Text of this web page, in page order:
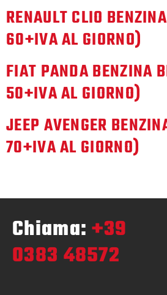
RENAULT CLIO
60+IVA AL GIORNO)
FIAT PANDA BENZINA
50+IVA AL GIORNO)
JEEP AVENGER
70+IVA AL GIORNO)
Chiama:+39
0383 48572